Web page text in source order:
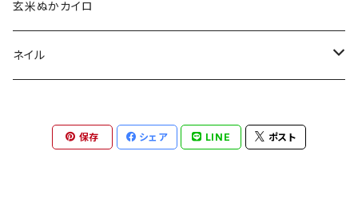
go well
Aroma France
Khlang
タッセル
玄米ぬかカイロ
ネイル
ネイル用天然石
保存 シェア LINE ポスト